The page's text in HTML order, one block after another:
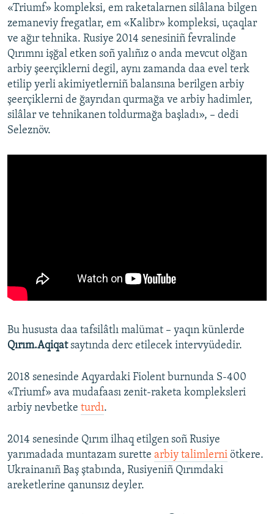
«Triumf» kompleksi, em raketalarnen silâlana bilgen
zemaneviy fregatlar, em «Kalibr» kompleksi, uçaqlar
ve ağır tehnika. Rusiye 2014 senesiniñ fevralinde
Qırımnı işğal etken soñ yalıñız o anda mevcut olğan
arbiy şeerçiklerni degil, aynı zamanda daa evel terk
etilip yerli akimiyetlerniñ balansına berilgen arbiy
şeerçiklerni de ğayrıdan qurmağa ve arbiy hadimler,
silâlar ve tehnikanen toldurmağa başladı», – dedi
Seleznöv.
Bu hususta daa tafsilâtlı malümat – yaqın künlerde
Qırım.Aqiqatsaytında derc etilecek intervyüdedir.
2018 senesinde Aqyardaki Fiolent burnunda S-400
«Triumf» ava mudafaası zenit-raketa kompleksleri
arbiy nevbetke turdı.
2014 senesinde Qırım ilhaq etilgen soñ Rusiye
yarımadada muntazam surette arbiy talimlerni ötkere.
Ukrainanıñ Baş ştabında, Rusiyeniñ Qırımdaki
areketlerine qanunsız deyler.